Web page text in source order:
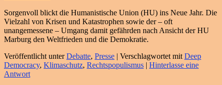
Sorgenvoll blickt die Humanistische Union (HU) ins Neue Jahr. Die
Vielzahl von Krisen und Katastrophen sowie der – oft
unangemessene – Umgang damit gefährden nach Ansicht der HU
Marburg den Weltfrieden und die Demokratie.
Veröffentlicht unter Debatte, Presse | Verschlagwortet mit Deep
Democracy, Klimaschutz, Rechtspopulismus | Hinterlasse eine
Antwort